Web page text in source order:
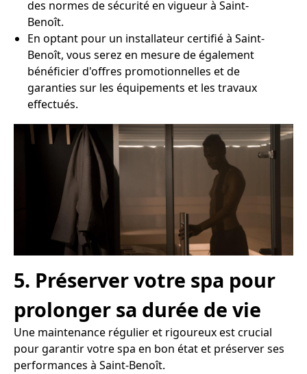
des normes de sécurité en vigueur à Saint-
Benoît.
En optant pour un installateur certifié à Saint-
Benoît, vous serez en mesure de également
bénéficier d'offres promotionnelles et de
garanties sur les équipements et les travaux
effectués.
5. Préserver votre spa pour
prolonger sa durée de vie
Une maintenance régulier et rigoureux est crucial
pour garantir votre spa en bon état et préserver ses
performances à Saint-Benoît.